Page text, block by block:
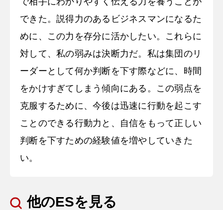
できた。説得力のあるビジネスマンになるた
めに、この力を存分に活かしたい。これらに
対して、私の弱みは決断力だ。私は集団のリ
ーダーとして何か判断を下す際などに、時間
をかけすぎてしまう傾向にある。この弱点を
克服するために、今後は迅速に行動を起こす
ことのできる行動力と、自信をもって正しい
判断を下すための経験値を増やしていきた
い。
他のESを見る